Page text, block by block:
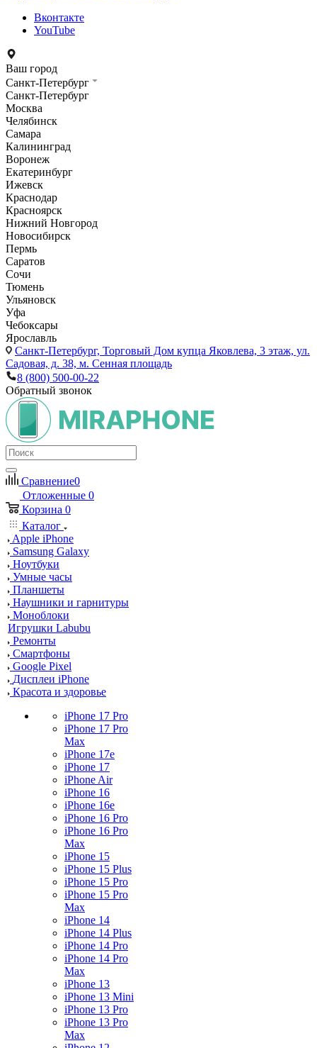
Вконтакте
YouTube
Ваш город
Санкт-Петербург
Санкт-Петербург
Москва
Челябинск
Самара
Калининград
Воронеж
Екатеринбург
Ижевск
Краснодар
Красноярск
Нижний Новгород
Новосибирск
Пермь
Саратов
Сочи
Тюмень
Ульяновск
Уфа
Чебоксары
Ярославль
Санкт-Петербург, Торговый Дом купца Яковлева, 3 этаж, ул.
Садовая, д. 38, м. Сенная площадь
8 (800) 500-00-22
Обратный звонок
Сравнение0
Отложенные 0
Корзина 0
Каталог
Apple iPhone
Samsung Galaxy
Ноутбуки
Умные часы
Планшеты
Наушники и гарнитуры
Моноблоки
Игрушки Labubu
Ремонты
Смартфоны
Google Pixel
Дисплеи iPhone
Красота и здоровье
iPhone 17 Pro
iPhone 17 Pro
Max
iPhone 17e
iPhone 17
iPhone Air
iPhone 16
iPhone 16e
iPhone 16 Pro
iPhone 16 Pro
Max
iPhone 15
iPhone 15 Plus
iPhone 15 Pro
iPhone 15 Pro
Max
iPhone 14
iPhone 14 Plus
iPhone 14 Pro
iPhone 14 Pro
Max
iPhone 13
iPhone 13 Mini
iPhone 13 Pro
iPhone 13 Pro
Max